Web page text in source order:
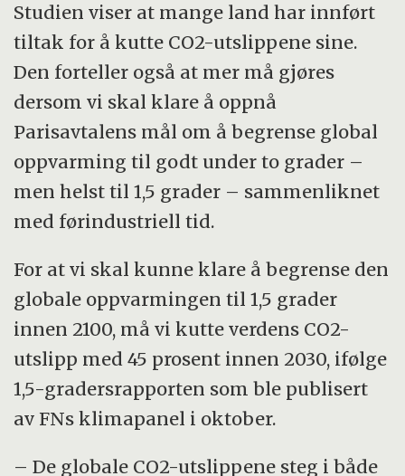
Studien viser at mange land har innført
tiltak for å kutte CO2-utslippene sine.
Den forteller også at mer må gjøres
dersom vi skal klare å oppnå
Parisavtalens mål om å begrense global
oppvarming til godt under to grader –
men helst til 1,5 grader – sammenliknet
med førindustriell tid.
For at vi skal kunne klare å begrense den
globale oppvarmingen til 1,5 grader
innen 2100, må vi kutte verdens CO2-
utslipp med 45 prosent innen 2030, ifølge
1,5-gradersrapporten som ble publisert
av FNs klimapanel i oktober.
– De globale CO2-utslippene steg i både